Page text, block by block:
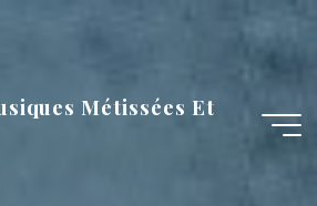
Métissées Et